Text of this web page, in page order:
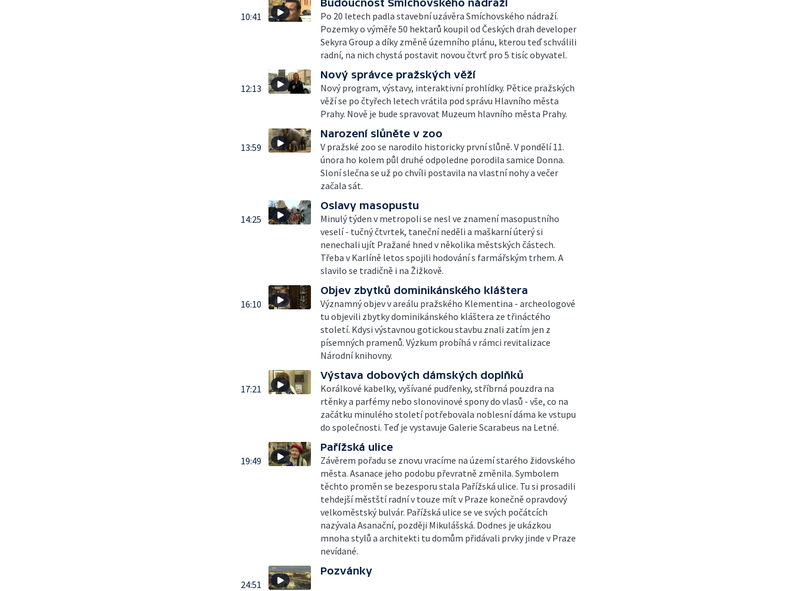
10:41
Budoucnost Smíchovského nádraží
Po 20 letech padla stavební uzávěra Smíchovského nádraží.
Pozemky o výměře 50 hektarů koupil od Českých drah developer
Sekyra Group a díky změně územního plánu, kterou teď schválili
radní, na nich chystá postavit novou čtvrť pro 5 tisíc obyvatel.
12:13
Nový správce pražských věží
Nový program, výstavy, interaktivní prohlídky. Pětice pražských
věží se po čtyřech letech vrátila pod správu Hlavního města
Prahy. Nově je bude spravovat Muzeum hlavního města Prahy.
13:59
Narození slůněte v zoo
V pražské zoo se narodilo historicky první slůně. V pondělí 11.
února ho kolem půl druhé odpoledne porodila samice Donna.
Sloní slečna se už po chvíli postavila na vlastní nohy a večer
začala sát.
14:25
Oslavy masopustu
Minulý týden v metropoli se nesl ve znamení masopustního
veselí - tučný čtvrtek, taneční neděli a maškarní úterý si
nenechali ujít Pražané hned v několika městských částech.
Třeba v Karlíně letos spojili hodování s farmářským trhem. A
slavilo se tradičně i na Žižkově.
16:10
Objev zbytků dominikánského kláštera
Významný objev v areálu pražského Klementina - archeologové
tu objevili zbytky dominikánského kláštera ze třináctého
století. Kdysi výstavnou gotickou stavbu znali zatím jen z
písemných pramenů. Výzkum probíhá v rámci revitalizace
Národní knihovny.
17:21
Výstava dobových dámských doplňků
Korálkové kabelky, vyšívané pudřenky, stříbrná pouzdra na
rtěnky a parfémy nebo slonovinové spony do vlasů - vše, co na
začátku minulého století potřebovala noblesní dáma ke vstupu
do společnosti. Teď je vystavuje Galerie Scarabeus na Letné.
19:49
Pařížská ulice
Závěrem pořadu se znovu vracíme na území starého židovského
města. Asanace jeho podobu převratně změnila. Symbolem
těchto proměn se bezesporu stala Pařížská ulice. Tu si prosadili
tehdejší městští radní v touze mít v Praze konečně opravdový
velkoměstský bulvár. Pařížská ulice se ve svých počátcích
nazývala Asanační, později Mikulášská. Dodnes je ukázkou
mnoha stylů a architekti tu domům přidávali prvky jinde v Praze
nevídané.
24:51
Pozvánky